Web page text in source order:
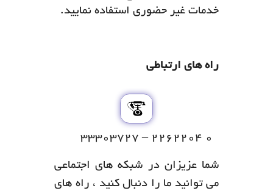
خدمات غیر حضوری استفاده نمایید.
راه های ارتباطی
شما عزیزان در شبکه های اجتماعی
می توانید ما را دنبال کنید ، راه های